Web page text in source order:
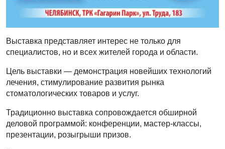
Выставка представляет интерес не только для
специалистов, но и всех жителей города и области.
Цель выставки — демонстрация новейших технологий
лечения, стимулирование развития рынка
стоматологических товаров и услуг.
Традиционно выставка сопровождается обширной
деловой программой: конференции, мастер-классы,
презентации, розыгрыши призов.